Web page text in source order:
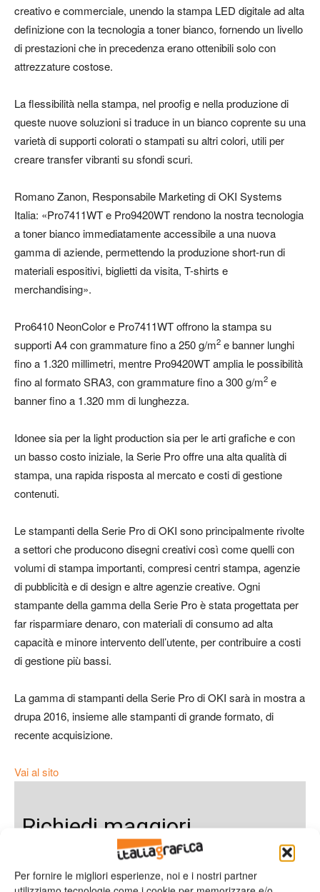
Per fornire le migliori esperienze, noi e i nostri partner
creativo e commerciale, unendo la stampa LED digitale ad alta
definizione con la tecnologia a toner bianco, fornendo un livello
di prestazioni che in precedenza erano ottenibili solo con
attrezzature costose.
La flessibilità nella stampa, nel proofig e nella produzione di
queste nuove soluzioni si traduce in un bianco coprente su una
varietà di supporti colorati o stampati su altri colori, utili per
creare transfer vibranti su sfondi scuri.
Romano Zanon, Responsabile Marketing di OKI Systems
Italia: «Pro7411WT e Pro9420WT rendono la nostra tecnologia
a toner bianco immediatamente accessibile a una nuova
gamma di aziende, permettendo la produzione short-run di
materiali espositivi, biglietti da visita, T-shirts e
merchandising».
Pro6410 NeonColor e Pro7411WT offrono la stampa su
supporti A4 con grammature fino a 250 g/m2 e banner lunghi
fino a 1.320 millimetri, mentre Pro9420WT amplia le possibilità
fino al formato SRA3, con grammature fino a 300 g/m2 e
banner fino a 1.320 mm di lunghezza.
Idonee sia per la light production sia per le arti grafiche e con
un basso costo iniziale, la Serie Pro offre una alta qualità di
stampa, una rapida risposta al mercato e costi di gestione
contenuti.
Le stampanti della Serie Pro di OKI sono principalmente rivolte
a settori che producono disegni creativi così come quelli con
volumi di stampa importanti, compresi centri stampa, agenzie
di pubblicità e di design e altre agenzie creative. Ogni
stampante della gamma della Serie Pro è stata progettata per
far risparmiare denaro, con materiali di consumo ad alta
capacità e minore intervento dell’utente, per contribuire a costi
di gestione più bassi.
La gamma di stampanti della Serie Pro di OKI sarà in mostra a
drupa 2016, insieme alle stampanti di grande formato, di
recente acquisizione.
Vai al sito
Richiedi maggiori
informazioni